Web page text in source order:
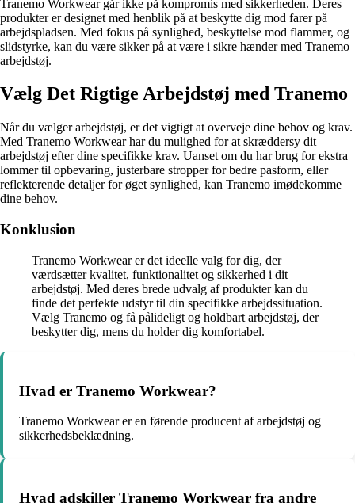
Tranemo Workwear går ikke på kompromis med sikkerheden. Deres
produkter er designet med henblik på at beskytte dig mod farer på
arbejdspladsen. Med fokus på synlighed, beskyttelse mod flammer, og
slidstyrke, kan du være sikker på at være i sikre hænder med Tranemo
arbejdstøj.
Vælg Det Rigtige Arbejdstøj med Tranemo
Når du vælger arbejdstøj, er det vigtigt at overveje dine behov og krav.
Med Tranemo Workwear har du mulighed for at skræddersy dit
arbejdstøj efter dine specifikke krav. Uanset om du har brug for ekstra
lommer til opbevaring, justerbare stropper for bedre pasform, eller
reflekterende detaljer for øget synlighed, kan Tranemo imødekomme
dine behov.
Konklusion
Tranemo Workwear er det ideelle valg for dig, der
værdsætter kvalitet, funktionalitet og sikkerhed i dit
arbejdstøj. Med deres brede udvalg af produkter kan du
finde det perfekte udstyr til din specifikke arbejdssituation.
Vælg Tranemo og få pålideligt og holdbart arbejdstøj, der
beskytter dig, mens du holder dig komfortabel.
Hvad er Tranemo Workwear?
Tranemo Workwear er en førende producent af arbejdstøj og
sikkerhedsbeklædning.
Hvad adskiller Tranemo Workwear fra andre